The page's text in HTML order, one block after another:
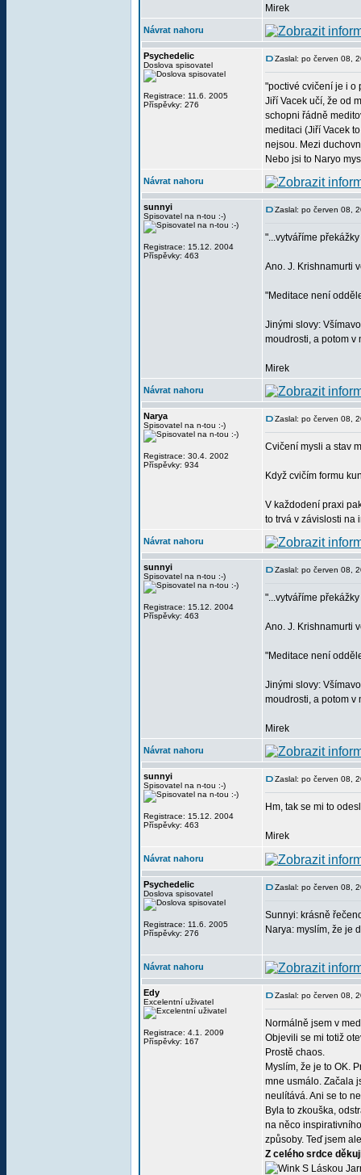
Mirek
Návrat nahoru
Psychedelic
Doslova spisovatel
Registrace: 11.6. 2005
Příspěvky: 276
Zaslal: po červen 08,
"poctivé cvičení je i o
Jiří Vacek učí, že od
schopni řádně
meditaci (Jiří Vacek
nejsou. Mezi
Nebo jsi to Naryo
Návrat nahoru
sunnyi
Spisovatel na n-tou :-)
Registrace: 15.12. 2004
Příspěvky: 463
Zaslal: po červen 08,
"...vytváříme
Ano. J. Krishnamurti
"Meditace není
Jinými slovy:
moudrosti, a potom v
Mirek
Návrat nahoru
Narya
Spisovatel na n-tou :-)
Registrace: 30.4. 2002
Příspěvky: 934
Zaslal: po červen 08,
Cvičení mysli a stav
Když cvičím formu
V každodení praxi
to trvá v závislosti na
Návrat nahoru
sunnyi
Spisovatel na n-tou :-)
Registrace: 15.12. 2004
Příspěvky: 463
Zaslal: po červen 08,
"...vytváříme
Ano. J. Krishnamurti
"Meditace není
Jinými slovy:
moudrosti, a potom v
Mirek
Návrat nahoru
sunnyi
Spisovatel na n-tou :-)
Registrace: 15.12. 2004
Příspěvky: 463
Zaslal: po červen 08,
Hm, tak se mi to
Mirek
Návrat nahoru
Psychedelic
Doslova spisovatel
Registrace: 11.6. 2005
Příspěvky: 276
Zaslal: po červen 08,
Sunnyi: krásně
Narya: myslím, že je
Návrat nahoru
Edy
Excelentní uživatel
Registrace: 4.1. 2009
Příspěvky: 167
Zaslal: po červen 08,
Normálně jsem v
Objevili se mi totiž
Prostě chaos.
Myslím, že je to OK.
mne usmálo. Začala
neulítává. Ani se to
Byla to zkouška,
na něco
způsoby. Teď jsem
Z celého srdce
S Láskou